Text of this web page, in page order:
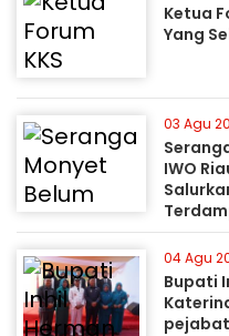
Ketua
Yang
03 Agu
IWO
04 Agu
Bupati